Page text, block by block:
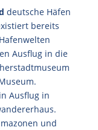
deutsche Häfen
bereits
Ausflug in die
Ausflug in
und